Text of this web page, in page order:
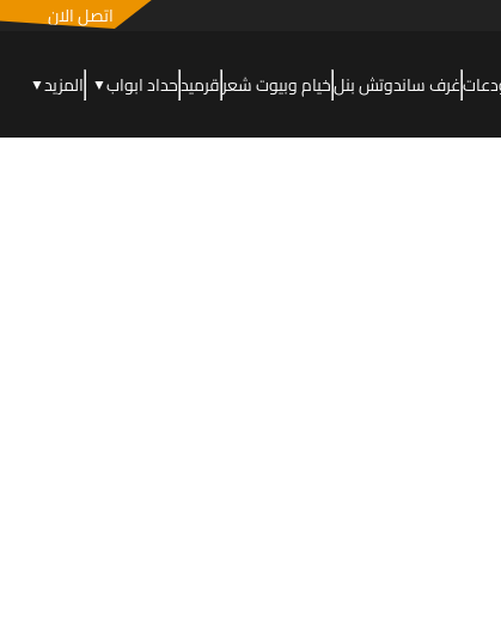
اتصل الان
غرف ساندوتش بنلخيام وبيوت شعرقرميدحداد ابواب▼ المزيد▼